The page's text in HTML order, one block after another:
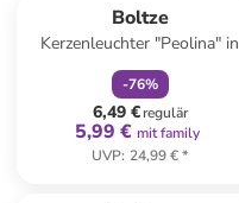
Boltze
Kerzenleuchter "Peolina" in
Rosa - (H)15 cm
-76%
6,49 €regulär
5,99 € mit family
UVP: 24,99 €*